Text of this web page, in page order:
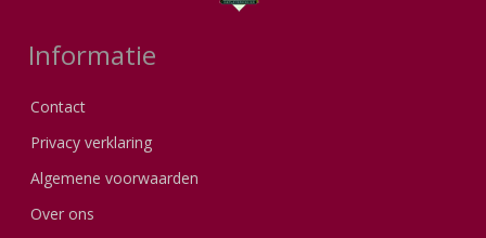
Informatie
Contact
Privacy verklaring
Algemene voorwaarden
Over ons